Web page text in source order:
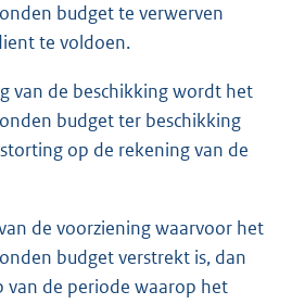
budget te verwerven
te voldoen.
van de beschikking wordt het
budget ter beschikking
op de rekening van de
de voorziening waarvoor het
budget verstrekt is, dan
van de periode waarop het